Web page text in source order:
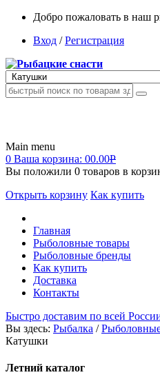
Добро пожаловать в наш
Вход /Регистрация
Main menu
0 Ваша корзина: 00.00Р
Вы положили 0 товаров в
Открыть корзину Как купить
Главная
Рыболовные товары
Рыболовные бренды
Как купить
Доставка
Контакты
Быстро доставим по всей
Вы здесь: Рыбалка /
Катушки
Летний каталог